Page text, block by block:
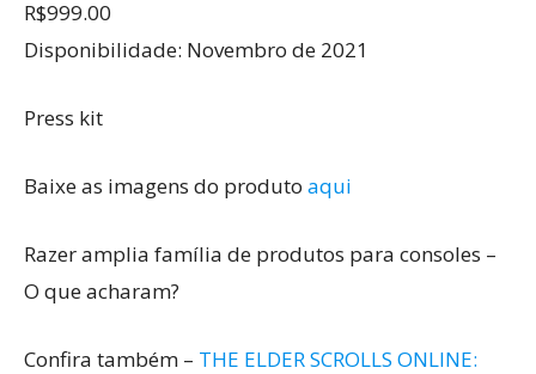
R$999.00
Disponibilidade: Novembro de 2021
Press kit
Baixe as imagens do produto aqui
Razer amplia família de produtos para consoles –
O que acharam?
Confira também – THE ELDER SCROLLS ONLINE: